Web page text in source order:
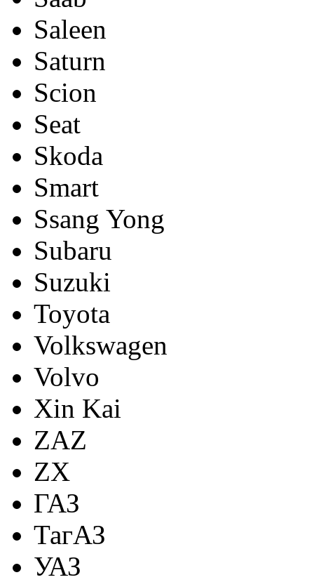
Saleen
Saturn
Scion
Seat
Skoda
Smart
Ssang Yong
Subaru
Suzuki
Toyota
Volkswagen
Volvo
Xin Kai
ZAZ
ZX
ГАЗ
ТагАЗ
УАЗ